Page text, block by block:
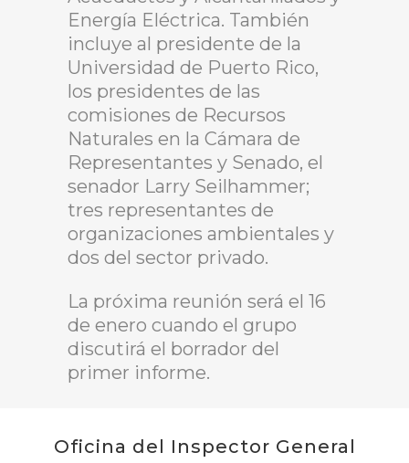
Energía Eléctrica. También
incluye al presidente de la
Universidad de Puerto Rico,
los presidentes de las
comisiones de Recursos
Naturales en la Cámara de
Representantes y Senado, el
senador Larry Seilhammer;
tres representantes de
organizaciones ambientales y
dos del sector privado.
La próxima reunión será el 16
de enero cuando el grupo
discutirá el borrador del
primer informe.
Oficina del Inspector General